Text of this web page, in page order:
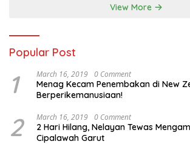
View More
Popular Post
1 March 16, 2019 0 Comment
Menag Kecam Penembakan di New
Berperikemanusiaan!
2 March 16, 2019 0 Comment
2 Hari Hilang, Nelayan Tewas
Cipalawah Garut